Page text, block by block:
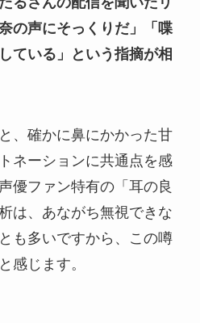
の声にそっくりだ」「喋
ている」という指摘が相
、確かに鼻にかかった甘
ネーションに共通点を感
優ファン特有の「耳の良
は、あながち無視できな
も多いですから、この噂
感じます。